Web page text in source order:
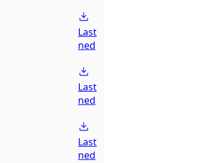
Last
ned
Last
ned
Last
ned